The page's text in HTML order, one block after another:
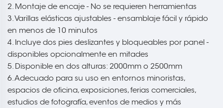
2. Montaje de encaje - No se requieren herramientas
3. Varillas elásticas ajustables - ensamblaje fácil y rápido
en menos de 10 minutos
4. Incluye dos pies deslizantes y bloqueables por panel -
disponibles opcionalmente en mitades
5. Disponible en dos alturas: 2000mm o 2500mm
6. Adecuado para su uso en entornos minoristas,
espacios de oficina, exposiciones, ferias comerciales,
estudios de fotografía, eventos de medios y más